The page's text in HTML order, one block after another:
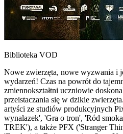
Biblioteka VOD
Nowe zwierzęta, nowe wyzwania i
wydarzeń! Czas na powrót do
zmiennokształtni uczniowie
przeistaczania się w dzikie
artyści ze studiów produkcyjnych
wynalazek', 'Gra o tron', 'Ród
TREK'), a także PFX ('Stranger